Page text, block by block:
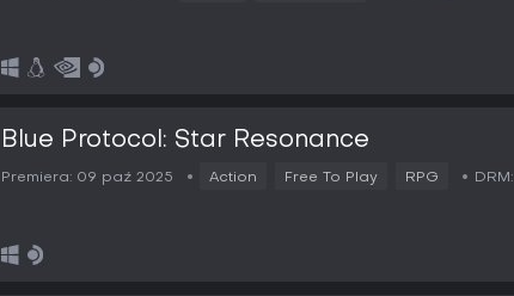
Blue Protocol: Star Resonance
Premiera: 09 paź 2025 Action Free To Play RPG DRM: